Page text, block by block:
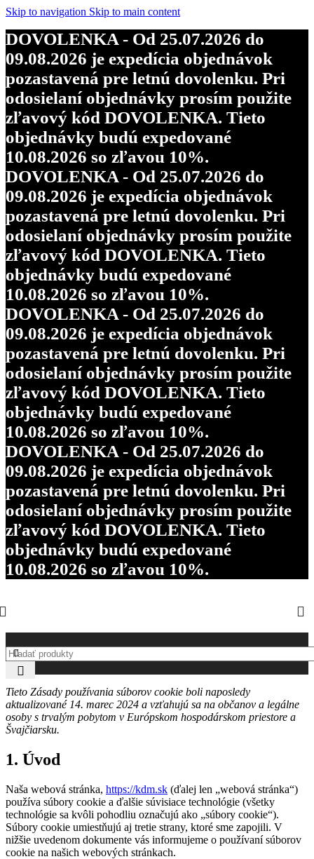
Skip to navigation Skip to main content
DOVOLENKA - Od 25.07.2026 do
09.08.2026 je expedícia objednávok
pozastavená pre letnú dovolenku. Pri
odosielaní objednávky prosím použite
zľavový kód DOVOLENKA. Tieto
objednávky budú expedované
10.08.2026 so zľavou 10%.
DOVOLENKA - Od 25.07.2026 do
09.08.2026 je expedícia objednávok
pozastavená pre letnú dovolenku. Pri
odosielaní objednávky prosím použite
zľavový kód DOVOLENKA. Tieto
objednávky budú expedované
10.08.2026 so zľavou 10%.
DOVOLENKA - Od 25.07.2026 do
09.08.2026 je expedícia objednávok
pozastavená pre letnú dovolenku. Pri
odosielaní objednávky prosím použite
zľavový kód DOVOLENKA. Tieto
objednávky budú expedované
10.08.2026 so zľavou 10%.
DOVOLENKA - Od 25.07.2026 do
09.08.2026 je expedícia objednávok
pozastavená pre letnú dovolenku. Pri
odosielaní objednávky prosím použite
zľavový kód DOVOLENKA. Tieto
objednávky budú expedované
10.08.2026 so zľavou 10%.
Tieto Zásady používania súborov cookie boli naposledy
aktualizované 14. marec 2024 a vzťahujú sa na občanov a legálne
osoby s trvalým pobytom v Európskom hospodárskom priestore a
Švajčiarsku.
1. Úvod
Naša webová stránka, https://kdm.sk (ďalej len „webová stránka“)
používa súbory cookie a ďalšie súvisiace technológie (všetky
technológie sa kvôli pohodliu označujú ako „súbory cookie“).
Súbory cookie umiestňujú aj tretie strany, ktoré sme zapojili. V
nižšie uvedenom dokumente vás informujeme o používaní súborov
cookie na našich webových stránkach.